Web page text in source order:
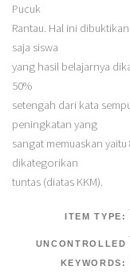
Pucuk
Rantau. Hal ini
saja siswa
yang hasil belajarnya
50%
setengah dari kata
peningkatan yang
sangat memuaskan
dikategorikan
tuntas (diatas KKM).
ITEM TYPE:
UNCONTROLLED
KEYWORDS: